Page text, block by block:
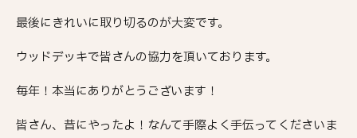
最後にきれいに取り切るのが大変です。
ウッドデッキで皆さんの協力を頂いております。
毎年！本当にありがとうございます！
皆さん、昔にやったよ！なんて手際よく手伝ってくださいま